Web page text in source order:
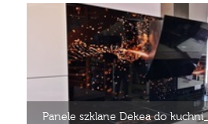
Panele szklane Dekea do